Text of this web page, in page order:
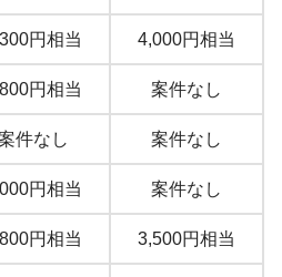
円相当 4,000円相当
円相当 案件なし
件なし 案件なし
円相当 案件なし
円相当 3,500円相当